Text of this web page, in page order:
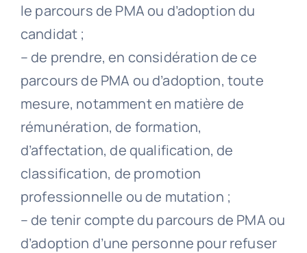
le parcours de PMA ou d’adoption du
candidat ;
– de prendre, en considération de ce
parcours de PMA ou d’adoption, toute
mesure, notamment en matière de
rémunération, de formation,
d’affectation, de qualification, de
classification, de promotion
professionnelle ou de mutation ;
– de tenir compte du parcours de PMA ou
d’adoption d’une personne pour refuser